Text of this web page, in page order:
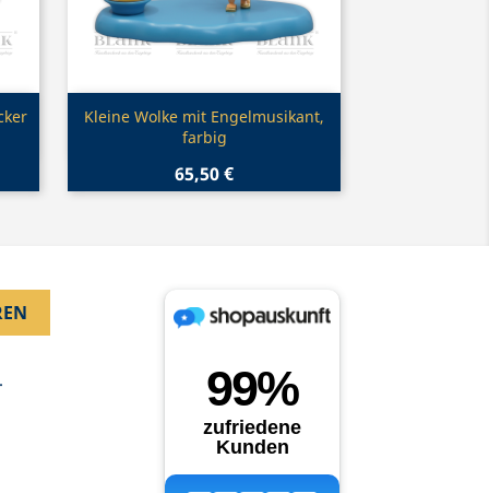
Vorschau
Kleine Wolke mit Engelmusikant,
farbig
65,50 €